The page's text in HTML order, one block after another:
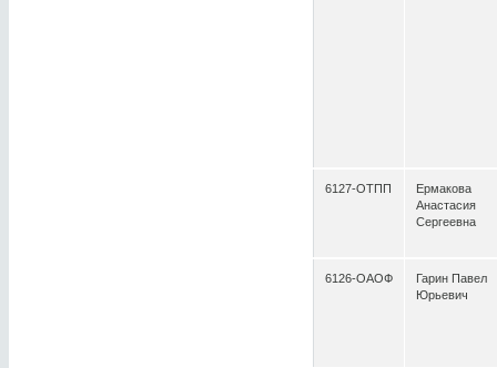
6127-ОТПП
Ермакова
Анастасия
Сергеевна
6126-ОАОФ
Гарин Павел
Юрьевич